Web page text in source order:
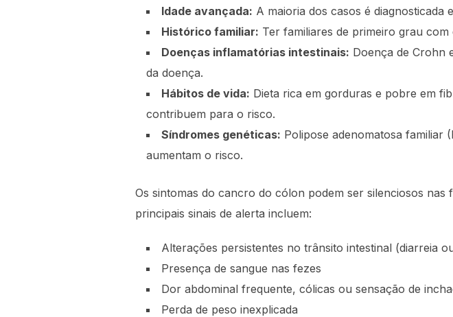
Idade avançada: A maioria dos casos é diagnosticada
Histórico familiar: Ter familiares de primeiro grau
Doenças inflamatórias intestinais: Doença de Crohn
da doença.
Hábitos de vida: Dieta rica em gorduras e pobre em
contribuem para o risco.
Síndromes genéticas: Polipose adenomatosa familiar
aumentam o risco.
Os sintomas do cancro do cólon podem ser silenciosos
principais sinais de alerta incluem:
Alterações persistentes no trânsito intestinal (diarreia
Presença de sangue nas fezes
Dor abdominal frequente, cólicas ou sensação de
Perda de peso inexplicada